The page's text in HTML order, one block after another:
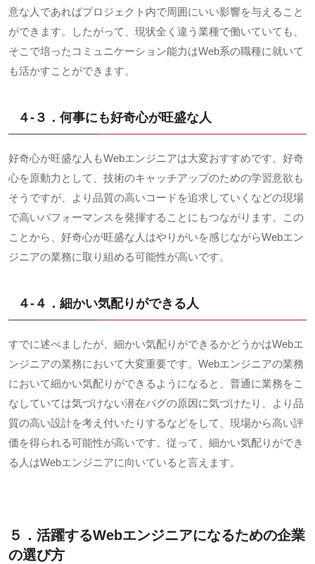
意な人であればプロジェクト内で周囲にいい影響を与えること
ができます。したがって、現状全く違う業種で働いていても、
そこで培ったコミュニケーション能力はWeb系の職種に就いて
も活かすことができます。
４-３．何事にも好奇心が旺盛な人
好奇心が旺盛な人もWebエンジニアは大変おすすめです。好奇
心を原動力として、技術のキャッチアップのための学習意欲も
そうですが、より品質の高いコードを追求していくなどの現場
で高いパフォーマンスを発揮することにもつながります。この
ことから、好奇心が旺盛な人はやりがいを感じながらWebエン
ジニアの業務に取り組める可能性が高いです。
４-４．細かい気配りができる人
すでに述べましたが、細かい気配りができるかどうかはWebエ
ンジニアの業務において大変重要です。 Webエンジニアの業務
において細かい気配りができるようになると、普通に業務をこ
なしていては気づけない潜在バグの原因に気づけたり、より品
質の高い設計を考え付いたりするなどをして、現場から高い評
価を得られる可能性が高いです。従って、細かい気配りができ
る人はWebエンジニアに向いていると言えます。
５．活躍するWebエンジニアになるための企業
の選び方